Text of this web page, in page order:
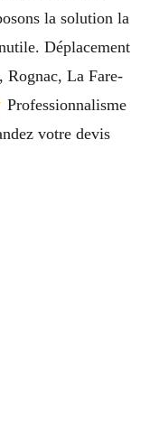
la solution la
Déplacement
Rognac, La Fare-
Professionnalisme
votre devis